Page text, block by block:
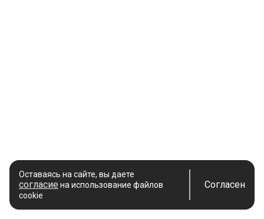
Оставаясь на сайте, вы даете
согласие на использование файлов
cookie
Согласен